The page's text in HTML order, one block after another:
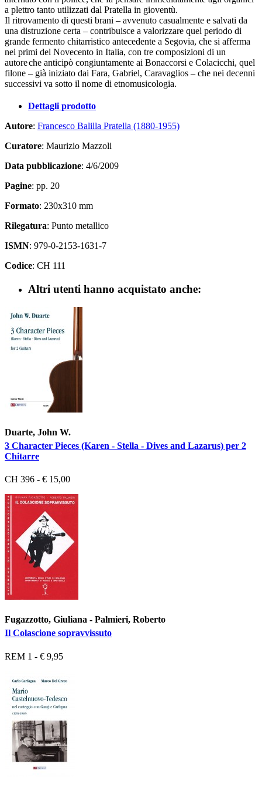
a plettro tanto utilizzati dal Pratella in gioventù.
Il ritrovamento di questi brani – avvenuto casualmente e salvati da
una distruzione certa – contribuisce a valorizzare quel periodo di
grande fermento chitarristico antecedente a Segovia, che si afferma
nei primi del Novecento in Italia, con tre composizioni di un
autoreche anticipò congiuntamente ai Bonaccorsi e Colacicchi, quel
filone – già iniziato dai Fara, Gabriel, Caravaglios – che nei decenni
successivi va sotto il nome di etnomusicologia.
Dettagli prodotto
Autore: Francesco Balilla Pratella (1880-1955)
Curatore: Maurizio Mazzoli
Data pubblicazione: 4/6/2009
Pagine: pp. 20
Formato: 230x310 mm
Rilegatura: Punto metallico
ISMN: 979-0-2153-1631-7
Codice: CH 111
Altri utenti hanno acquistato anche:
Duarte, John W.
3 Character Pieces (Karen - Stella - Dives and Lazarus) per 2
Chitarre
CH 396 - € 15,00
Fugazzotto, Giuliana - Palmieri, Roberto
Il Colascione sopravvissuto
REM 1 - € 9,95